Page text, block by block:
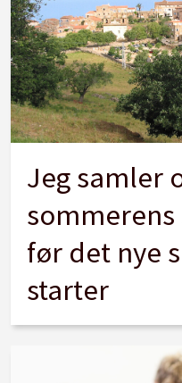
Jeg samler
før det nye
starter